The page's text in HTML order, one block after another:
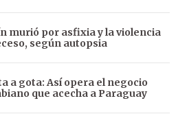
murió por asfixia y la violencia
según autopsia
a gota: Así opera el negocio
que acecha a Paraguay